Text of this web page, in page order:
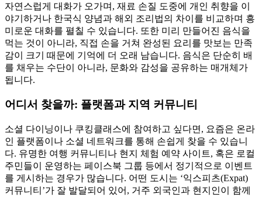
자연스럽게 대화가 오가며, 재료 손질 도중에 개인 취향을 이
야기하거나 한국식 양념과 해외 조리법의 차이를 비교하며 흥
미로운 대화를 펼칠 수 있습니다. 또한 미리 만들어진 음식을
먹는 것이 아니라, 직접 손을 거쳐 완성된 요리를 맛보는 만족
감이 크기 때문에 기억에 더 오래 남습니다. 음식은 단순히 배
를 채우는 수단이 아니라, 문화와 감성을 공유하는 매개체가
됩니다.
어디서 찾을까: 플랫폼과 지역 커뮤니티
소셜 다이닝이나 쿠킹클래스에 참여하고 싶다면, 요즘은 온라
인 플랫폼이나 소셜 네트워크를 통해 손쉽게 찾을 수 있습니
다. 유명한 여행 커뮤니티나 현지 체험 예약 사이트, 혹은 로컬
주민들이 운영하는 페이스북 그룹 등에서 정기적으로 이벤트
를 게시하는 경우가 많습니다. 어떤 도시는 ‘익스피츠(Expat)
커뮤니티’가 잘 발달되어 있어, 거주 외국인과 현지인이 함께